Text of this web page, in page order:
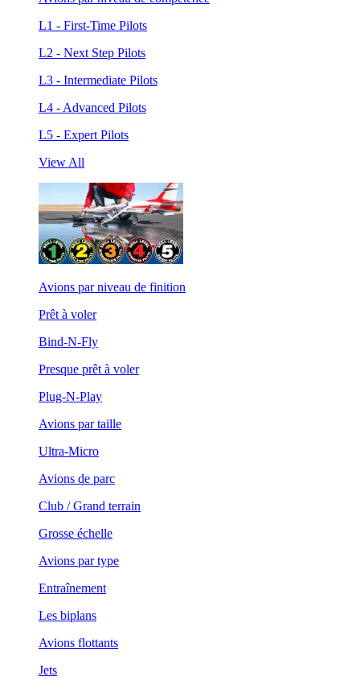
L1 - First-Time Pilots
L2 - Next Step Pilots
L3 - Intermediate Pilots
L4 - Advanced Pilots
L5 - Expert Pilots
View All
Avions par niveau de finition
Prêt à voler
Bind-N-Fly
Presque prêt à voler
Plug-N-Play
Avions par taille
Ultra-Micro
Avions de parc
Club / Grand terrain
Grosse échelle
Avions par type
Entraînement
Les biplans
Avions flottants
Jets